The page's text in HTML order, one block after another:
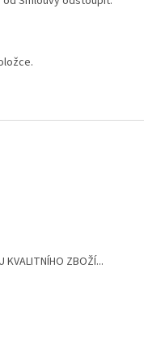
KVALITNÍHO ZBOŽÍ...